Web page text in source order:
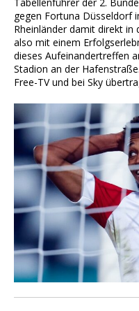
gegen Fortuna Düsseldorf
Rheinländer damit direkt in
also mit einem
dieses Aufeinandertreffen
Stadion an der
Free-TV und bei Sky